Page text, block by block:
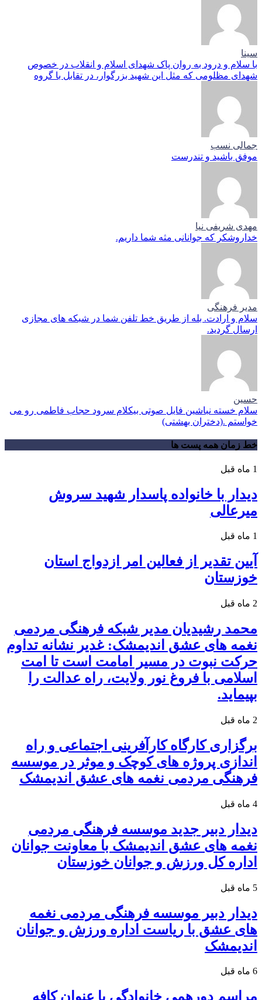
سینا
با سلام و درود به روان پاک شهدای اسلام و انقلاب در خصوص
شهدای مظلومی که مثل این شهید بزرگوار، در تقابل با گروه
جمالی نسب
موفق باشید و تندرست
مهدی شریفی نیا
خداروشکر که جوانانی مثه شما داریم.
مدیر فرهنگی
سلام و ارادت. بله از طریق خط تلفن شما در شبکه های مجازی
ارسال گردید.
حسین
سلام خسته نباشین فایل صوتی بیکلام سرود حجاب فاطمی رو می
خواستم .(دختران بهشتی)
خط زمان همه پست ها
1 ماه قبل
دیدار با خانواده پاسدار شهید سروش
میرعالی
1 ماه قبل
آیین تقدیر از فعالین امر ازدواج استان
خوزستان
2 ماه قبل
محمد رشیدیان مدیر شبکه فرهنگی مردمی
نغمه های عشق اندیمشک: غدیر نشانه تداوم
حرکت نبوت در مسیر امامت است تا امت
اسلامی با فروغ نور ولایت، راه عدالت را
بپیماید.
2 ماه قبل
برگزاری کارگاه کارآفرینی اجتماعی و راه
اندازی پروژه های کوچک و موثر در موسسه
فرهنگی مردمی نغمه های عشق اندیمشک
4 ماه قبل
دیدار دبیر جدید موسسه فرهنگی مردمی
نغمه های عشق اندیمشک با معاونت جوانان
اداره کل ورزش و جوانان خوزستان
5 ماه قبل
دیدار دبیر موسسه فرهنگی مردمی نغمه
های عشق با ریاست اداره ورزش و جوانان
اندیمشک
6 ماه قبل
مراسم دورهمی خانوادگی با عنوان کافه